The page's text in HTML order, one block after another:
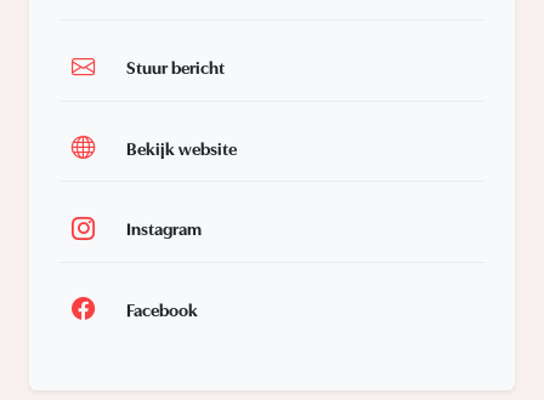
Stuur bericht
Bekijk website
Instagram
Facebook